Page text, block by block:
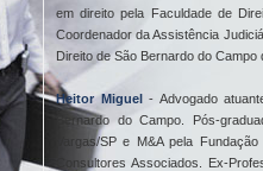
em direito pela Faculdade de
Coordenador da Assistência
Direito de São Bernardo do
Heitor Miguel - Advogado
Bernardo do Campo. Pós-
Vargas/SP e M&A pela
Consultores Associados. Ex-